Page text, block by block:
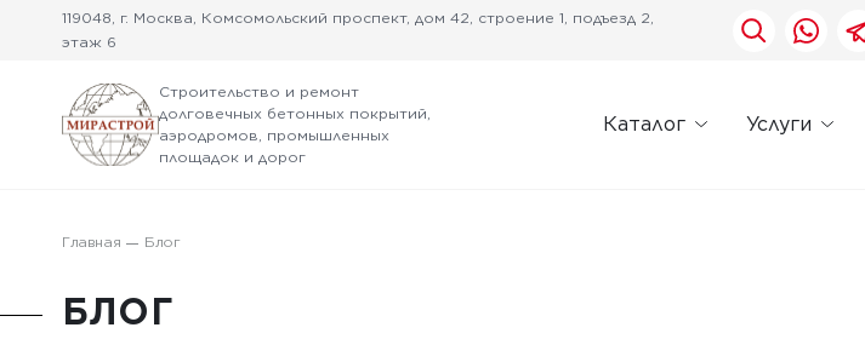
119048, г. Москва, Комсомольский проспект, дом 42, строение 1, подъезд 2,
этаж 6
Строительство и ремонт
долговечных бетонных покрытий,
аэродромов, промышленных
площадок и дорог
Каталог Услуги
Главная Блог
БЛОГ